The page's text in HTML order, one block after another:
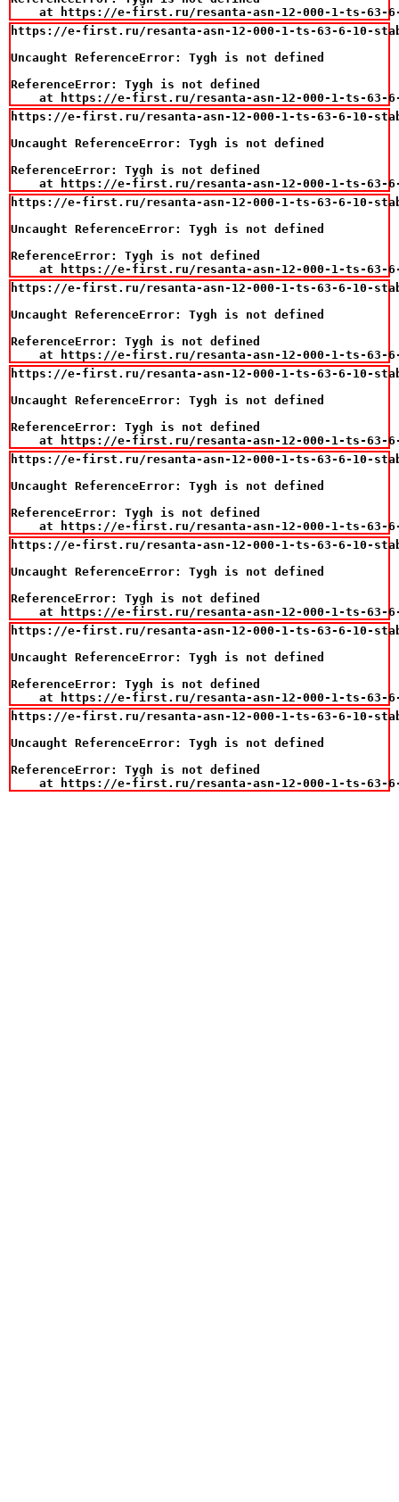
at https://e-first.ru/resanta-asn-12-000-1-ts-
https://e-first.ru/resanta-asn-12-000-1-ts-63-6-10-
Uncaught ReferenceError: Tygh is not defined
ReferenceError: Tygh is not defined
at https://e-first.ru/resanta-asn-12-000-1-ts-
https://e-first.ru/resanta-asn-12-000-1-ts-63-6-10-
Uncaught ReferenceError: Tygh is not defined
ReferenceError: Tygh is not defined
at https://e-first.ru/resanta-asn-12-000-1-ts-
https://e-first.ru/resanta-asn-12-000-1-ts-63-6-10-
Uncaught ReferenceError: Tygh is not defined
ReferenceError: Tygh is not defined
at https://e-first.ru/resanta-asn-12-000-1-ts-
https://e-first.ru/resanta-asn-12-000-1-ts-63-6-10-
Uncaught ReferenceError: Tygh is not defined
ReferenceError: Tygh is not defined
at https://e-first.ru/resanta-asn-12-000-1-ts-
https://e-first.ru/resanta-asn-12-000-1-ts-63-6-10-
Uncaught ReferenceError: Tygh is not defined
ReferenceError: Tygh is not defined
at https://e-first.ru/resanta-asn-12-000-1-ts-
https://e-first.ru/resanta-asn-12-000-1-ts-63-6-10-
Uncaught ReferenceError: Tygh is not defined
ReferenceError: Tygh is not defined
at https://e-first.ru/resanta-asn-12-000-1-ts-
https://e-first.ru/resanta-asn-12-000-1-ts-63-6-10-
Uncaught ReferenceError: Tygh is not defined
ReferenceError: Tygh is not defined
at https://e-first.ru/resanta-asn-12-000-1-ts-
https://e-first.ru/resanta-asn-12-000-1-ts-63-6-10-
Uncaught ReferenceError: Tygh is not defined
ReferenceError: Tygh is not defined
at https://e-first.ru/resanta-asn-12-000-1-ts-
https://e-first.ru/resanta-asn-12-000-1-ts-63-6-10-
Uncaught ReferenceError: Tygh is not defined
ReferenceError: Tygh is not defined
at https://e-first.ru/resanta-asn-12-000-1-ts-